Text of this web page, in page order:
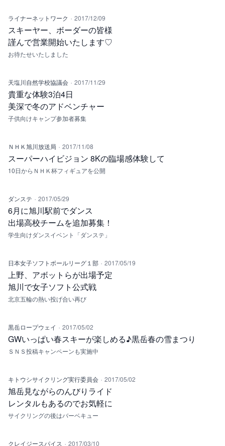
ライナーネットワーク · 2017/12/09
スキーヤー、ボーダーの皆様
謹んで営業開始いたします♡
お待たせいたしました
天塩川自然学校協議会 · 2017/11/29
貴重な体験3泊4日
美深で冬のアドベンチャー
子供向けキャンプ参加者募集
ＮＨＫ旭川放送局 · 2017/11/08
スーパーハイビジョン 8Kの臨場感体験して
10日からＮＨＫ杯フィギュアを公開
ダンステ · 2017/05/29
6月に旭川駅前でダンス
出場高校チームを追加募集！
学生向けダンスイベント「ダンステ」
日本女子ソフトボールリーグ１部 · 2017/05/19
上野、アボットらが出場予定
旭川で女子ソフト公式戦
北京五輪の熱い投げ合い再び
黒岳ロープウェイ · 2017/05/02
GWいっぱい春スキーが楽しめる♪黒岳春の雪まつり
ＳＮＳ投稿キャンペーンも実施中
キトウシサイクリング実行委員会 · 2017/05/02
旭岳見ながらのんびりライド
レンタルもあるのでお気軽に
サイクリングの後はバーベキュー
クレイジースパイス · 2017/03/10